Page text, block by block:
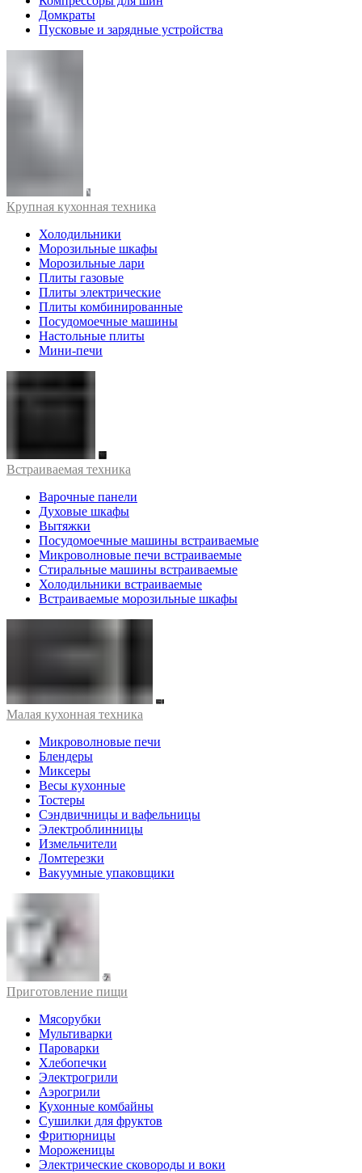
Домкраты
Пусковые и зарядные устройства
Крупная кухонная техника
Холодильники
Морозильные шкафы
Морозильные лари
Плиты газовые
Плиты электрические
Плиты комбинированные
Посудомоечные машины
Настольные плиты
Мини-печи
Встраиваемая техника
Варочные панели
Духовые шкафы
Вытяжки
Посудомоечные машины встраиваемые
Микроволновые печи встраиваемые
Стиральные машины встраиваемые
Холодильники встраиваемые
Встраиваемые морозильные шкафы
Малая кухонная техника
Микроволновые печи
Блендеры
Миксеры
Весы кухонные
Тостеры
Сэндвичницы и вафельницы
Электроблинницы
Измельчители
Ломтерезки
Вакуумные упаковщики
Приготовление пищи
Мясорубки
Мультиварки
Пароварки
Хлебопечки
Электрогрили
Аэрогрили
Кухонные комбайны
Сушилки для фруктов
Фритюрницы
Мороженицы
Электрические сковороды и воки